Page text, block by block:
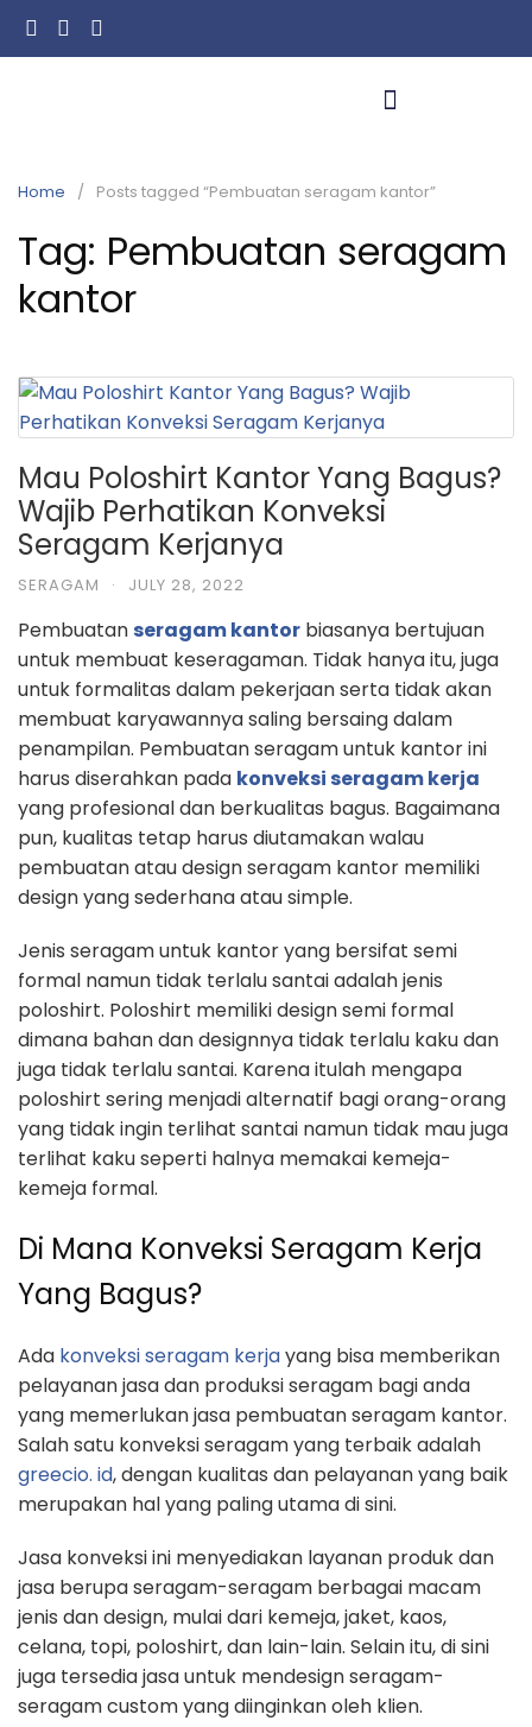
Home Posts tagged “Pembuatan seragam kantor”
Tag: Pembuatan seragam
kantor
Mau Poloshirt Kantor Yang Bagus?
Wajib Perhatikan Konveksi
Seragam Kerjanya
SERAGAM · JULY 28, 2022
Pembuatan seragam kantor biasanya bertujuan
untuk membuat keseragaman. Tidak hanya itu, juga
untuk formalitas dalam pekerjaan serta tidak akan
membuat karyawannya saling bersaing dalam
penampilan. Pembuatan seragam untuk kantor ini
harus diserahkan pada konveksi seragam kerja
yang profesional dan berkualitas bagus. Bagaimana
pun, kualitas tetap harus diutamakan walau
pembuatan atau design seragam kantor memiliki
design yang sederhana atau simple.
Jenis seragam untuk kantor yang bersifat semi
formal namun tidak terlalu santai adalah jenis
poloshirt. Poloshirt memiliki design semi formal
dimana bahan dan designnya tidak terlalu kaku dan
juga tidak terlalu santai. Karena itulah mengapa
poloshirt sering menjadi alternatif bagi orang-orang
yang tidak ingin terlihat santai namun tidak mau juga
terlihat kaku seperti halnya memakai kemeja-
kemeja formal.
Di Mana Konveksi Seragam Kerja
Yang Bagus?
Ada konveksi seragam kerjayang bisa memberikan
pelayanan jasa dan produksi seragam bagi anda
yang memerlukan jasa pembuatan seragam kantor.
Salah satu konveksi seragam yang terbaik adalah
greecio. id, dengan kualitas dan pelayanan yang baik
merupakan hal yang paling utama di sini.
Jasa konveksi ini menyediakan layanan produk dan
jasa berupa seragam-seragam berbagai macam
jenis dan design, mulai dari kemeja, jaket, kaos,
celana, topi, poloshirt, dan lain-lain. Selain itu, di sini
juga tersedia jasa untuk mendesign seragam-
seragam custom yang diinginkan oleh klien.